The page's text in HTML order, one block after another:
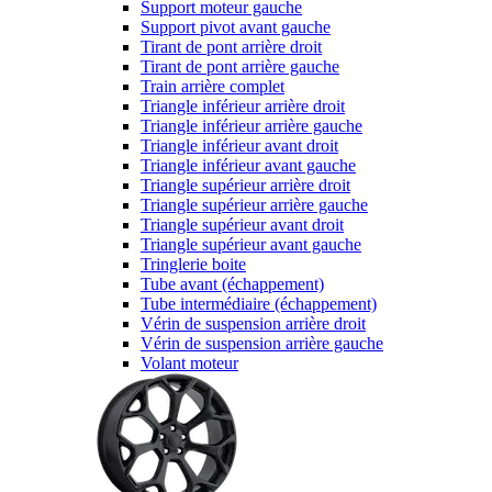
Support moteur gauche
Support pivot avant gauche
Tirant de pont arrière droit
Tirant de pont arrière gauche
Train arrière complet
Triangle inférieur arrière droit
Triangle inférieur arrière gauche
Triangle inférieur avant droit
Triangle inférieur avant gauche
Triangle supérieur arrière droit
Triangle supérieur arrière gauche
Triangle supérieur avant droit
Triangle supérieur avant gauche
Tringlerie boite
Tube avant (échappement)
Tube intermédiaire (échappement)
Vérin de suspension arrière droit
Vérin de suspension arrière gauche
Volant moteur